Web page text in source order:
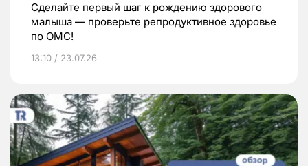
Сделайте первый шаг к рождению здорового
малыша — проверьте репродуктивное здоровье
по ОМС!
13:10 / 23.07.26